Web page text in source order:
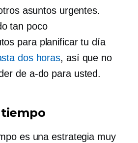
asuntos urgentes.
tan poco
para planificar tu día
dos horas, así que no
de a-do para usted.
es una estrategia muy